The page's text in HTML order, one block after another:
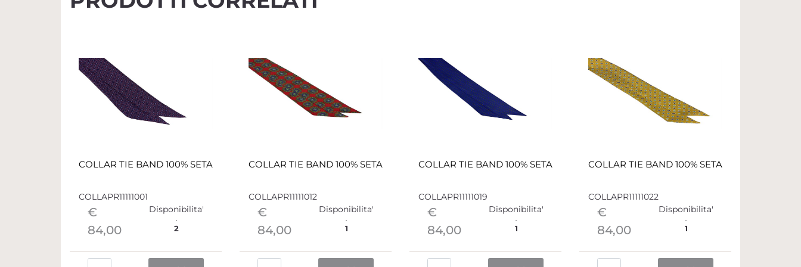
COLLAR TIE BAND 100% SETA
COLLAPR11111001
€
84,00
Disponibilita'
2
COLLAR TIE BAND 100% SETA
COLLAPR11111012
€
84,00
Disponibilita'
1
COLLAR TIE BAND 100% SETA
COLLAPR11111019
€
84,00
Disponibilita'
1
COLLAR TIE BAND 100% SETA
COLLAPR11111022
€
84,00
Disponibilita'
1